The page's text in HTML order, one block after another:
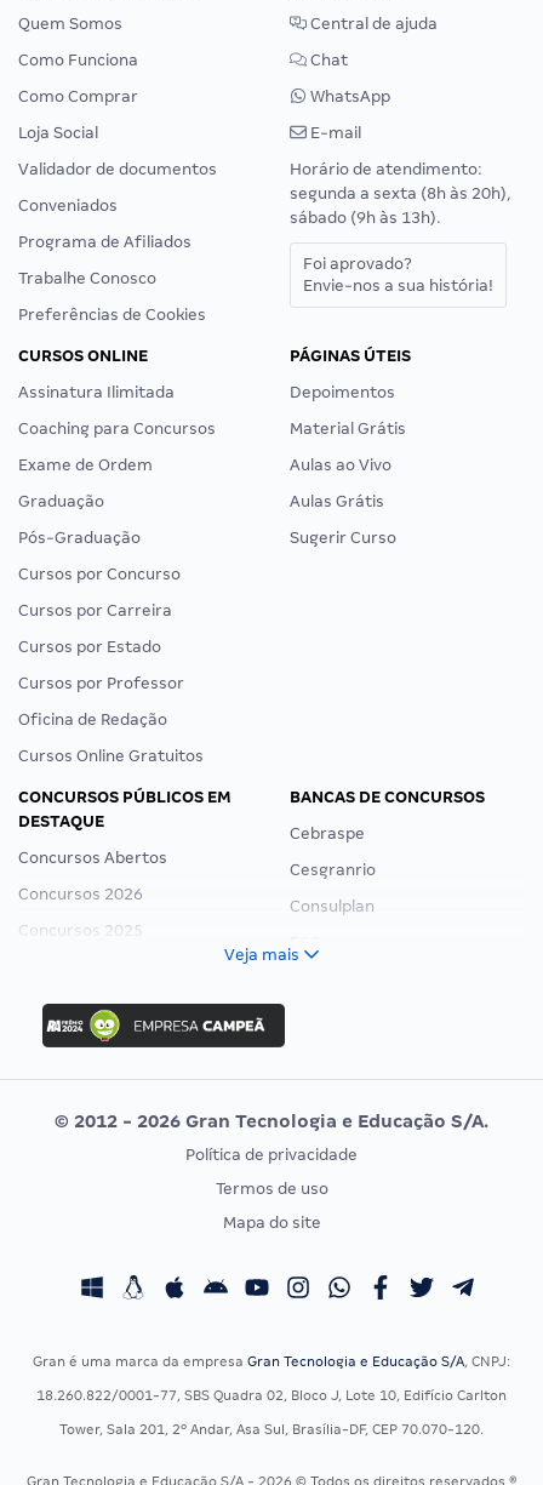
Quem Somos
Como Funciona
Como Comprar
Loja Social
Validador de documentos
Conveniados
Programa de Afiliados
Trabalhe Conosco
Preferências de Cookies
Central de ajuda
Chat
WhatsApp
E-mail
Horário de atendimento:
segunda a sexta (8h às 20h),
sábado (9h às 13h).
Foi aprovado?
Envie-nos a sua história!
CURSOS ONLINE
Assinatura Ilimitada
Coaching para Concursos
Exame de Ordem
Graduação
Pós-Graduação
Cursos por Concurso
Cursos por Carreira
Cursos por Estado
Cursos por Professor
Oficina de Redação
Cursos Online Gratuitos
PÁGINAS ÚTEIS
Depoimentos
Material Grátis
Aulas ao Vivo
Aulas Grátis
Sugerir Curso
CONCURSOS PÚBLICOS EM
DESTAQUE
Concursos Abertos
Concursos 2026
Concursos 2025
Concurso Ibama
Concurso MPU
Editais publicados
BANCAS DE CONCURSOS
Cebraspe
Cesgranrio
Consulplan
Vunesp
CONCURSOS POR PROFISSÃO
Concursos Fiscais
Concursos Saúde
EXAME DE ORDEM
Calendário OAB
Veja mais
© 2012 - 2026 Gran Tecnologia e Educação S/A.
Política de privacidade
Termos de uso
Mapa do site
Gran é uma marca da empresa Gran Tecnologia e Educação S/A, CNPJ:
18.260.822/0001-77, SBS Quadra 02, Bloco J, Lote 10, Edifício Carlton
Tower, Sala 201, 2º Andar, Asa Sul, Brasília-DF, CEP 70.070-120.
Gran Tecnologia e Educação S/A - 2026 © Todos os direitos reservados ®